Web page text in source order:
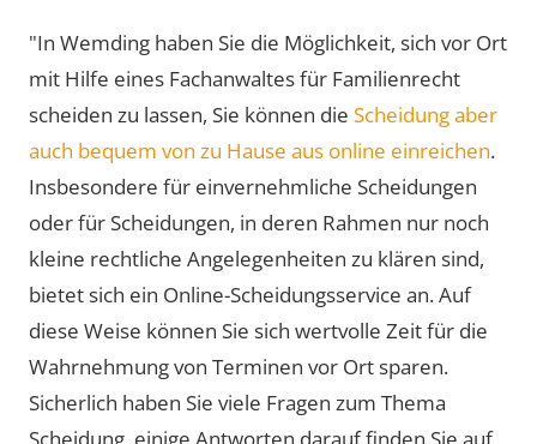
"In Wemding haben Sie die Möglichkeit, sich vor Ort
mit Hilfe eines Fachanwaltes für Familienrecht
scheiden zu lassen, Sie können die Scheidung aber
auch bequem von zu Hause aus online einreichen.
Insbesondere für einvernehmliche Scheidungen
oder für Scheidungen, in deren Rahmen nur noch
kleine rechtliche Angelegenheiten zu klären sind,
bietet sich ein Online-Scheidungsservice an. Auf
diese Weise können Sie sich wertvolle Zeit für die
Wahrnehmung von Terminen vor Ort sparen.
Sicherlich haben Sie viele Fragen zum Thema
Scheidung, einige Antworten darauf finden Sie auf